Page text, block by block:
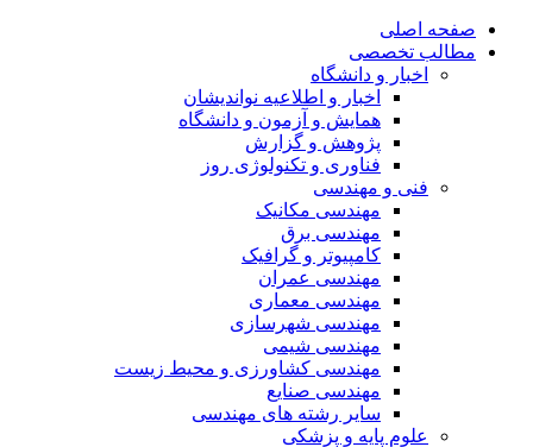
صفحه اصلی
مطالب تخصصی
اخبار و دانشگاه
اخبار و اطلاعیه نواندیشان
همایش و آزمون و دانشگاه
پژوهش و گزارش
فناوری و تکنولوژی روز
فنی و مهندسی
مهندسی مکانیک
مهندسی برق
کامپیوتر و گرافیک
مهندسی عمران
مهندسی معماری
مهندسی شهرسازی
مهندسی شیمی
مهندسی کشاورزی و محیط زیست
مهندسی صنایع
سایر رشته های مهندسی
علوم پایه و پزشکی